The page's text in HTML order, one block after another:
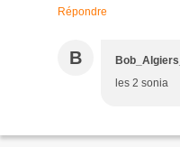
Répondre
B Bob_Algiers_
les 2 sonia